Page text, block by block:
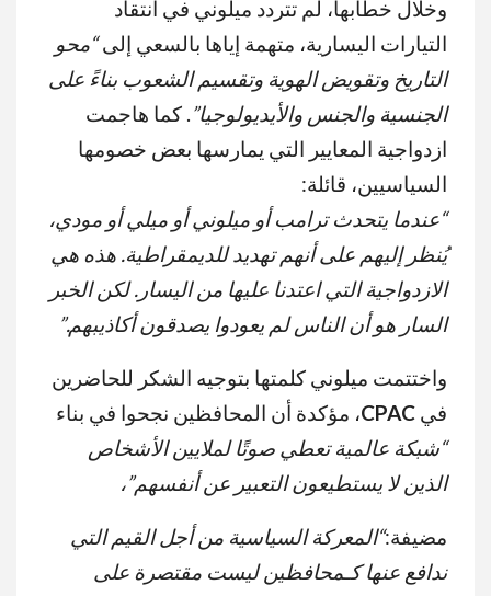
وخلال خطابها، لم تتردد ميلوني في انتقاد
التيارات اليسارية، متهمة إياها بالسعي إلى“محو
التاريخ وتقويض الهوية وتقسيم الشعوب بناءً على
الجنسية والجنس والأيديولوجيا” . كما هاجمت
ازدواجية المعايير التي يمارسها بعض خصومها
السياسيين، قائلة:
“عندما يتحدث ترامب أو ميلوني أو ميلي أو مودي،
يُنظر إليهم على أنهم تهديد للديمقراطية. هذه هي
الازدواجية التي اعتدنا عليها من اليسار. لكن الخبر
السار هو أن الناس لم يعودوا يصدقون أكاذيبهم.”
واختتمت ميلوني كلمتها بتوجيه الشكر للحاضرين
في CPAC، مؤكدة أن المحافظين نجحوا في بناء
“شبكة عالمية تعطي صوتًا لملايين الأشخاص
الذين لا يستطيعون التعبير عن أنفسهم”،
مضيفة:“المعركة السياسية من أجل القيم التي
ندافع عنها كـمحافظين ليست مقتصرة على